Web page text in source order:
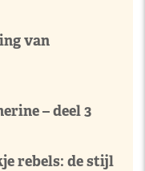
van
– deel 3
rebels: de stijl